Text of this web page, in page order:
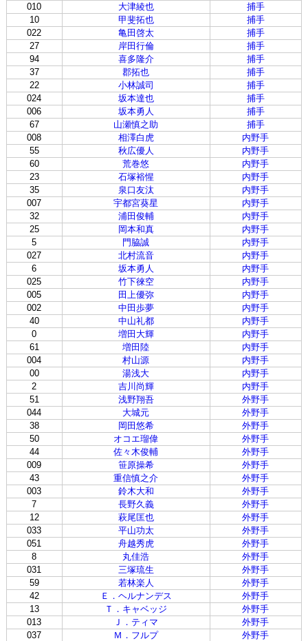
010
大津綾也
捕手
10
甲斐拓也
捕手
022
亀田啓太
捕手
27
岸田行倫
捕手
94
喜多隆介
捕手
37
郡拓也
捕手
22
小林誠司
捕手
024
坂本達也
捕手
006
坂本勇人
捕手
67
山瀬慎之助
捕手
008
相澤白虎
内野手
55
秋広優人
内野手
60
荒巻悠
内野手
23
石塚裕惺
内野手
35
泉口友汰
内野手
007
宇都宮葵星
内野手
32
浦田俊輔
内野手
25
岡本和真
内野手
5
門脇誠
内野手
027
北村流音
内野手
6
坂本勇人
内野手
025
竹下徠空
内野手
005
田上優弥
内野手
002
中田歩夢
内野手
40
中山礼都
内野手
0
増田大輝
内野手
61
増田陸
内野手
004
村山源
内野手
00
湯浅大
内野手
2
吉川尚輝
内野手
51
浅野翔吾
外野手
044
大城元
外野手
38
岡田悠希
外野手
50
オコエ瑠偉
外野手
44
佐々木俊輔
外野手
009
笹原操希
外野手
43
重信慎之介
外野手
003
鈴木大和
外野手
7
長野久義
外野手
12
萩尾匡也
外野手
033
平山功太
外野手
051
舟越秀虎
外野手
8
丸佳浩
外野手
031
三塚琉生
外野手
59
若林楽人
外野手
42
Ｅ．ヘルナンデス
外野手
13
Ｔ．キャベッジ
外野手
013
Ｊ．ティマ
外野手
037
Ｍ．フルプ 外野手